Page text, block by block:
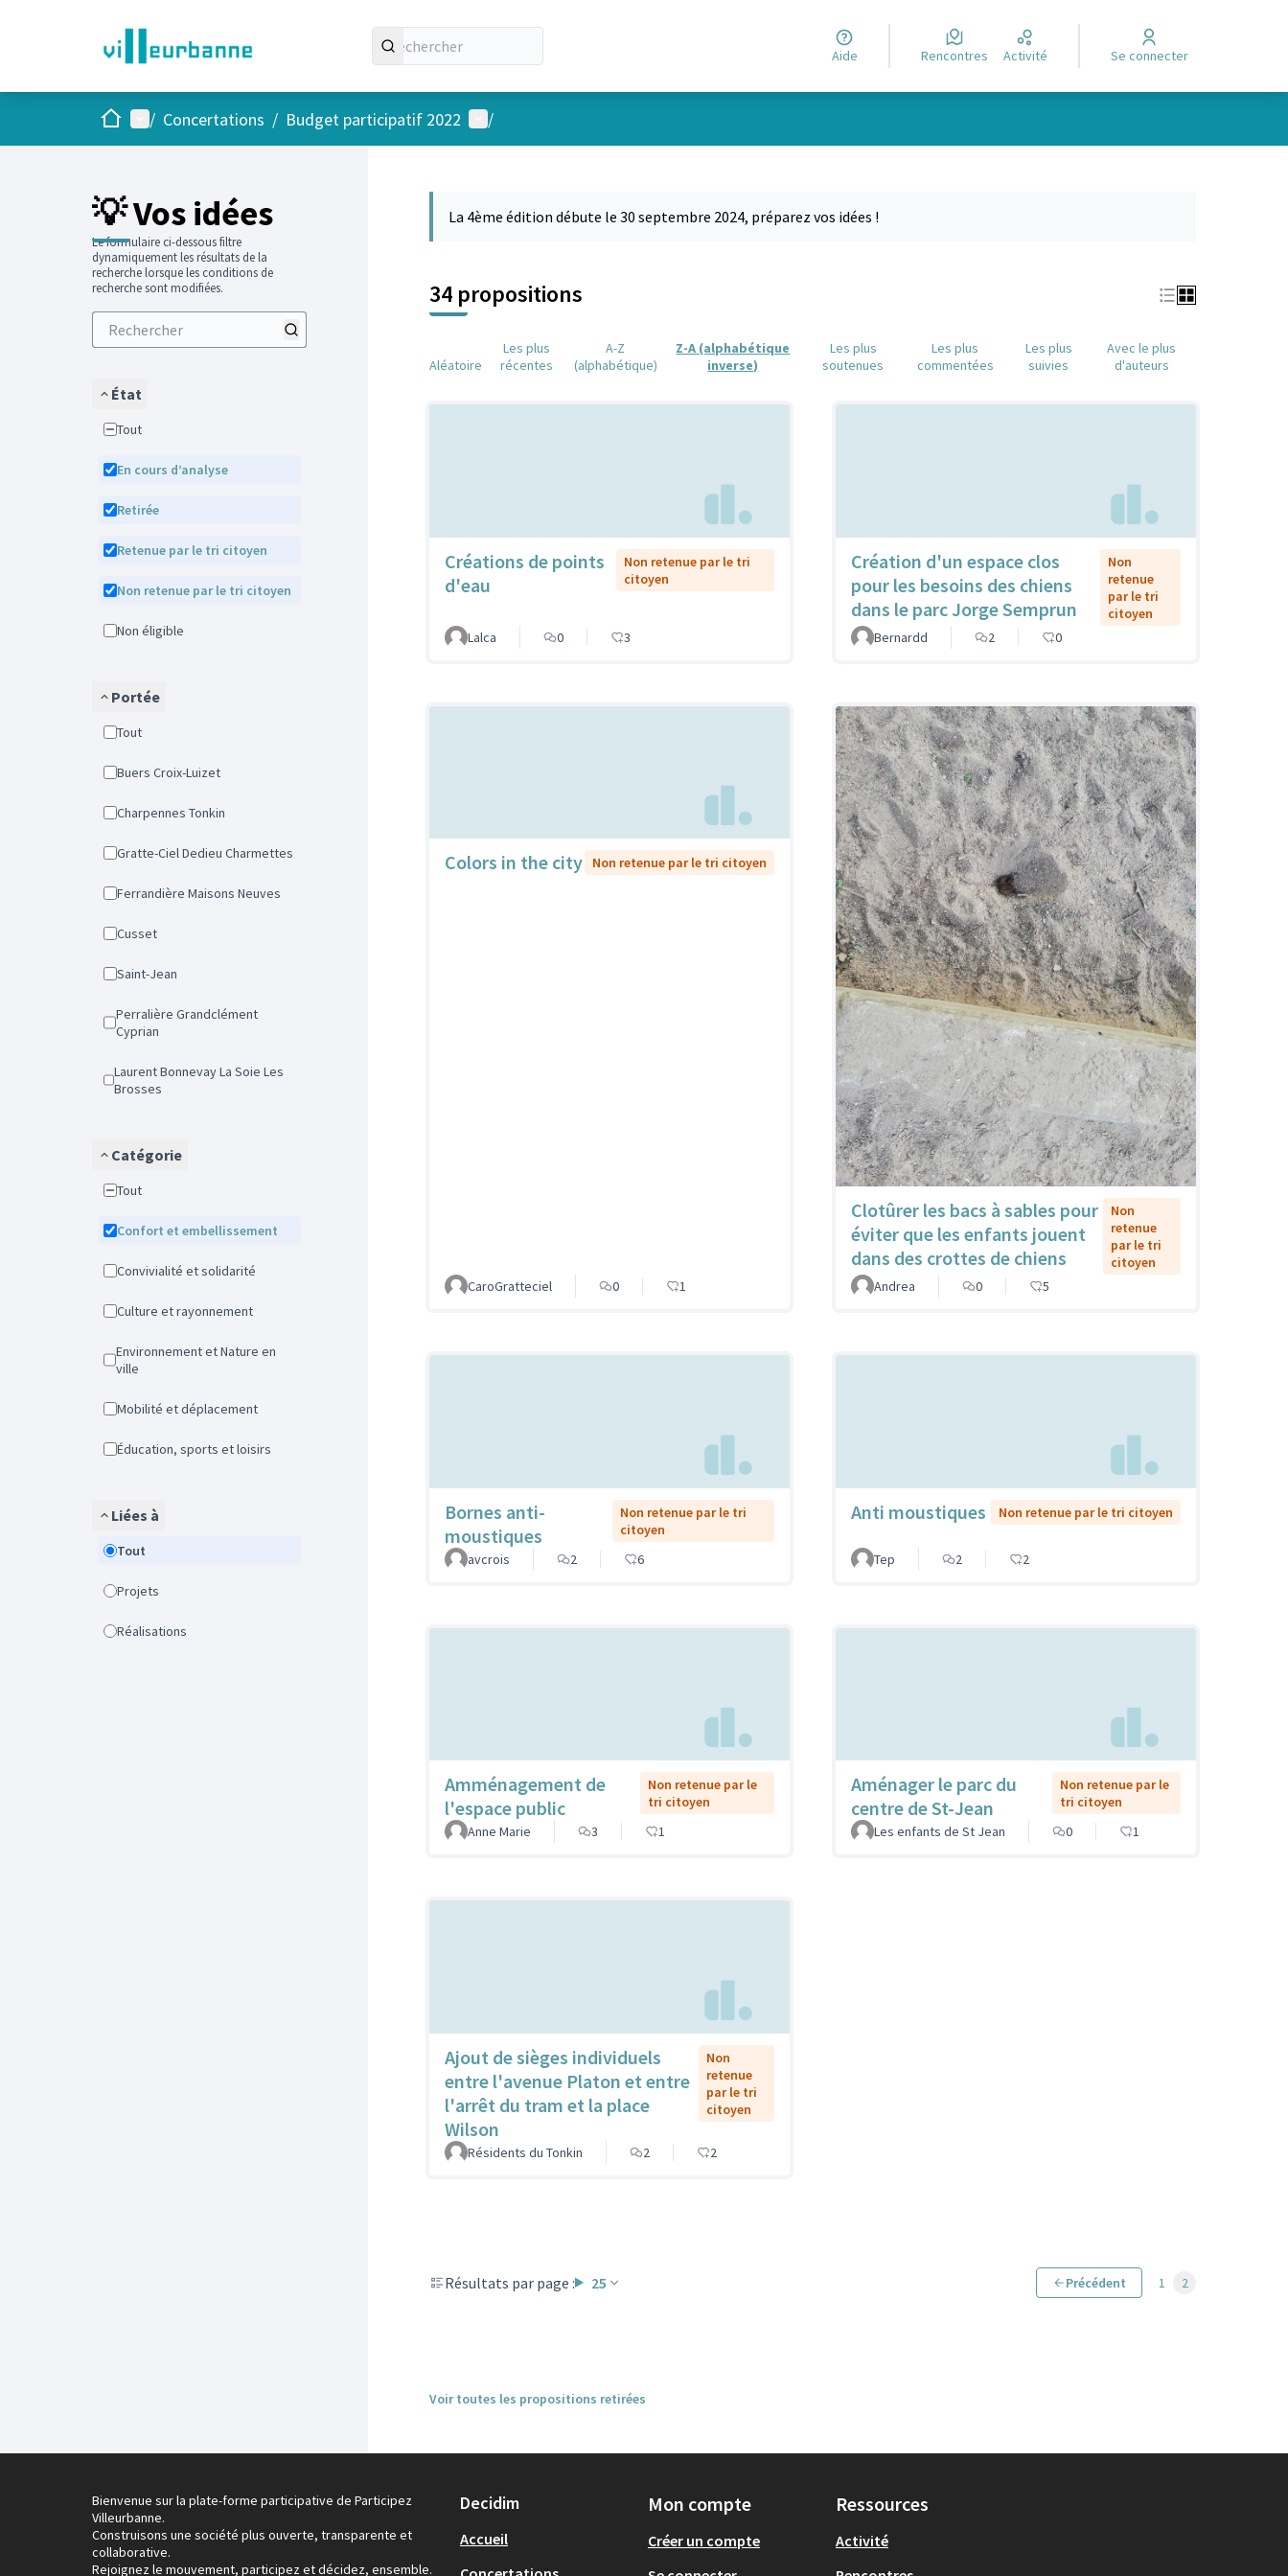
Aide Rencontres Activité Se connecter
AccueilMenu principal
/ Concertations / Budget participatif 2022 Menu utilisateur
/
💡 Vos idées
Le formulaire ci-dessous filtre
dynamiquement les résultats de la
recherche lorsque les conditions de
recherche sont modifiées.
État
Tout
En cours d’analyse
Retirée
Retenue par le tri citoyen
Non retenue par le tri citoyen
Non éligible
Portée
Tout
Buers Croix-Luizet
Charpennes Tonkin
Gratte-Ciel Dedieu Charmettes
Ferrandière Maisons Neuves
Cusset
Saint-Jean
Perralière Grandclément
Cyprian
Laurent Bonnevay La Soie Les
Brosses
Catégorie
Tout
Confort et embellissement
Convivialité et solidarité
Culture et rayonnement
Environnement et Nature en
ville
Mobilité et déplacement
Éducation, sports et loisirs
Liées à
Tout
Projets
Réalisations
La 4ème édition débute le 30 septembre 2024, préparez vos idées !
34 propositions
Aléatoire
Les plus
récentes
A-Z
(alphabétique)
Z-A (alphabétique
inverse)
Les plus
soutenues
Les plus
commentées
Les plus
suivies
Avec le plus
d'auteurs
Créations de points
d'eau
Non retenue par le tri
citoyen
Lalca 0 3
Création d'un espace clos
pour les besoins des chiens
dans le parc Jorge Semprun
Non
retenue
par le tri
citoyen
Bernardd
2 0
Colors in the city Non retenue par le tri citoyen
CaroGratteciel 0 1
Clotûrer les bacs à sables pour
éviter que les enfants jouent
dans des crottes de chiens
Non
retenue
par le tri
citoyen
Andrea
0 5
Bornes anti-
moustiques
Non retenue par le tri
citoyen
avcrois
2 6
Anti moustiques Non retenue par le tri citoyen
Tep 2 2
Amménagement de
l'espace public
Non retenue par le
tri citoyen
Anne Marie
3 1
Aménager le parc du
centre de St-Jean
Non retenue par le
tri citoyen
Les enfants de St Jean
0 1
Ajout de sièges individuels
entre l'avenue Platon et entre
l'arrêt du tram et la place
Wilson
Non
retenue
par le tri
citoyen
Résidents du Tonkin 2 2
Résultats par page : 25 Précédent 1 2
Voir toutes les propositions retirées
Bienvenue sur la plate-forme participative de Participez
Villeurbanne.
Construisons une société plus ouverte, transparente et
collaborative.
Rejoignez le mouvement, participez et décidez, ensemble.
Decidim
Accueil
Mon compte
Créer un compte
Ressources
Activité